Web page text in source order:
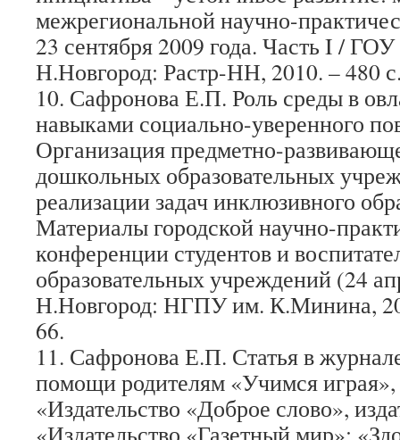
межрегиональной научно-
23 сентября 2009 года. Часть I /
Н.Новгород: Растр-НН, 2010. – 480
10. Сафронова Е.П. Роль среды в
навыками социально-уверенного
Организация предметно-
дошкольных образовательных
реализации задач инклюзивного
Материалы городской научно-
конференции студентов и
образовательных учреждений (24
Н.Новгород: НГПУ им. К.Минина,
66.
11. Сафронова Е.П. Статья в
помощи родителям «Учимся
«Издательство «Доброе слово»,
«Издательство «Газетный мир»: